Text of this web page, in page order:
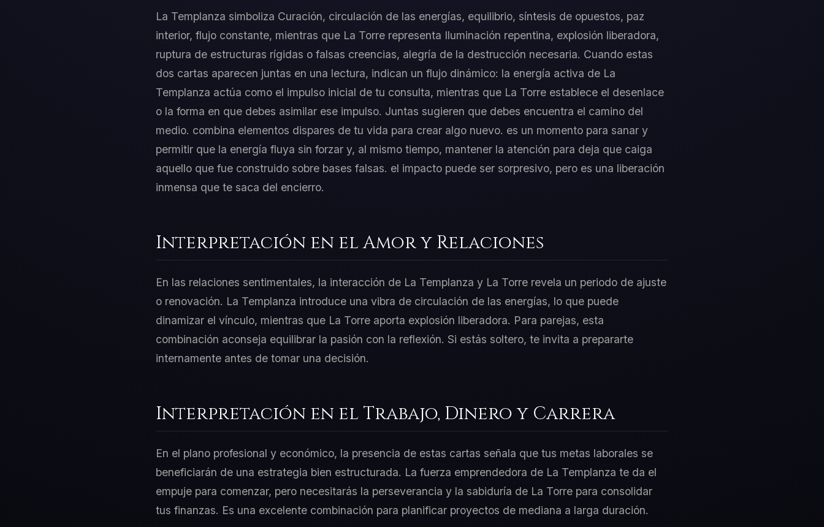
La Templanza simboliza Curación, circulación de las energías, equilibrio, síntesis de opuestos, paz
interior, flujo constante, mientras que La Torre representa Iluminación repentina, explosión liberadora,
ruptura de estructuras rígidas o falsas creencias, alegría de la destrucción necesaria. Cuando estas
dos cartas aparecen juntas en una lectura, indican un flujo dinámico: la energía activa de La
Templanza actúa como el impulso inicial de tu consulta, mientras que La Torre establece el desenlace
o la forma en que debes asimilar ese impulso. Juntas sugieren que debes encuentra el camino del
medio. combina elementos dispares de tu vida para crear algo nuevo. es un momento para sanar y
permitir que la energía fluya sin forzar y, al mismo tiempo, mantener la atención para deja que caiga
aquello que fue construido sobre bases falsas. el impacto puede ser sorpresivo, pero es una liberación
inmensa que te saca del encierro.
Interpretación en el Amor y Relaciones
En las relaciones sentimentales, la interacción de La Templanza y La Torre revela un periodo de ajuste
o renovación. La Templanza introduce una vibra de circulación de las energías, lo que puede
dinamizar el vínculo, mientras que La Torre aporta explosión liberadora. Para parejas, esta
combinación aconseja equilibrar la pasión con la reflexión. Si estás soltero, te invita a prepararte
internamente antes de tomar una decisión.
Interpretación en el Trabajo, Dinero y Carrera
En el plano profesional y económico, la presencia de estas cartas señala que tus metas laborales se
beneficiarán de una estrategia bien estructurada. La fuerza emprendedora de La Templanza te da el
empuje para comenzar, pero necesitarás la perseverancia y la sabiduría de La Torre para consolidar
tus finanzas. Es una excelente combinación para planificar proyectos de mediana a larga duración.